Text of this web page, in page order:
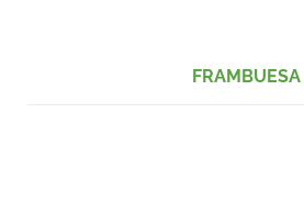
FRAMBUESA